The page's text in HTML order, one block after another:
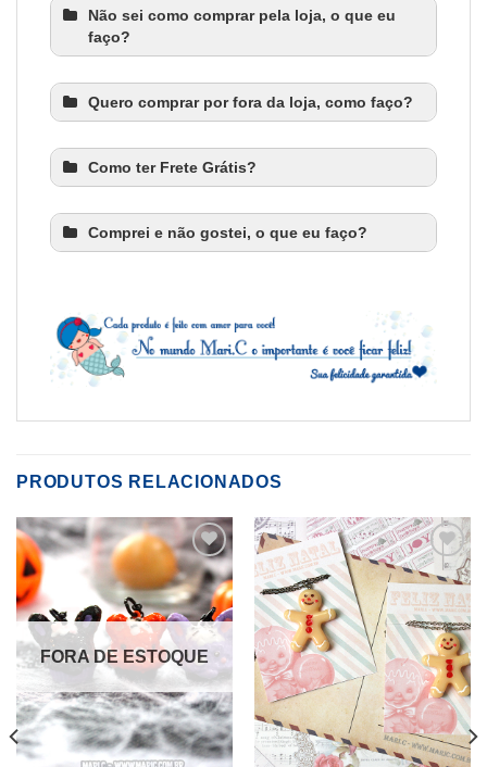
Não sei como comprar pela loja, o que eu
faço?
Quero comprar por fora da loja, como faço?
Como ter Frete Grátis?
Comprei e não gostei, o que eu faço?
politica de troca
PRODUTOS RELACIONADOS
ADICIONAR
A LISTA DE
DESEJOS
FORA DE ESTOQUE
ADICIONAR
A LISTA DE
DESEJOS